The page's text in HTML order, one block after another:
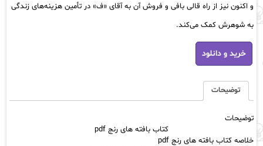
و اکنون نیز از راه قالی بافی و فروش آن به آقای «ف» در تأمین هزینه‌های زندگی
به شوهرش کمک می‌کند.
کتاب
بافته
های
عدد
خرید و دانلود
توضیحات
توضیحات
کتاب بافته های رنج pdf
خلاصه کتاب بافته های رنج pdf